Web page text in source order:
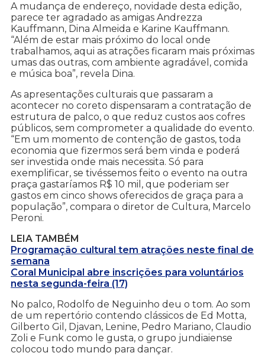
A mudança de endereço, novidade desta edição,
parece ter agradado as amigas Andrezza
Kauffmann, Dina Almeida e Karine Kauffmann.
“Além de estar mais próximo do local onde
trabalhamos, aqui as atrações ficaram mais próximas
umas das outras, com ambiente agradável, comida
e música boa”, revela Dina.
As apresentações culturais que passaram a
acontecer no coreto dispensaram a contratação de
estrutura de palco, o que reduz custos aos cofres
públicos, sem comprometer a qualidade do evento.
“Em um momento de contenção de gastos, toda
economia que fizermos será bem vinda e poderá
ser investida onde mais necessita. Só para
exemplificar, se tivéssemos feito o evento na outra
praça gastaríamos R$ 10 mil, que poderiam ser
gastos em cinco shows oferecidos de graça para a
população”, compara o diretor de Cultura, Marcelo
Peroni.
LEIA TAMBÉM
Programação cultural tem atrações neste final de
semana
Coral Municipal abre inscrições para voluntários
nesta segunda-feira (17)
No palco, Rodolfo de Neguinho deu o tom. Ao som
de um repertório contendo clássicos de Ed Motta,
Gilberto Gil, Djavan, Lenine, Pedro Mariano, Claudio
Zoli e Funk como le gusta, o grupo jundiaiense
colocou todo mundo para dançar.